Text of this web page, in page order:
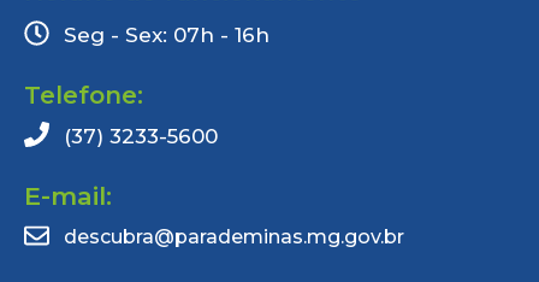
Seg - Sex: 07h - 16h
Telefone:
(37) 3233-5600
E-mail:
descubra@parademinas.mg.gov.br